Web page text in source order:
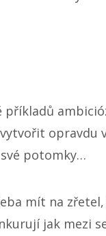
příkladů
opravdu
potomky…
mít na
jak mezi